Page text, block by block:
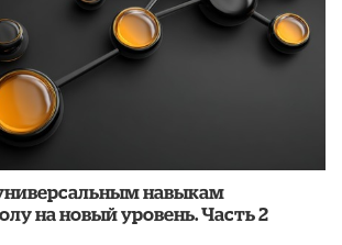
навыкам
на новый уровень. Часть 2